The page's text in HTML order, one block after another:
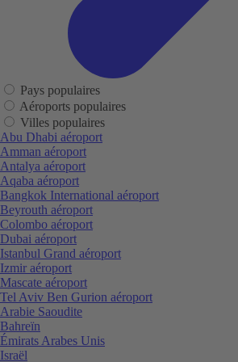
Pays populaires
Aéroports populaires
Villes populaires
Abu Dhabi aéroport
Amman aéroport
Antalya aéroport
Aqaba aéroport
Bangkok International aéroport
Beyrouth aéroport
Colombo aéroport
Dubai aéroport
Istanbul Grand aéroport
Izmir aéroport
Mascate aéroport
Tel Aviv Ben Gurion aéroport
Arabie Saoudite
Bahreïn
Émirats Arabes Unis
Israël